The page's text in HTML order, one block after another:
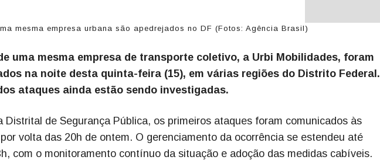
mesma empresa urbana são apedrejados no DF (Fotos: Agência Brasil)
uma mesma empresa de transporte coletivo, a Urbi Mobilidades, foram
na noite desta quinta-feira (15), em várias regiões do Distrito Federal.
ataques ainda estão sendo investigadas.
Distrital de Segurança Pública, os primeiros ataques foram comunicados às
volta das 20h de ontem. O gerenciamento da ocorrência se estendeu até
com o monitoramento contínuo da situação e adoção das medidas cabíveis.